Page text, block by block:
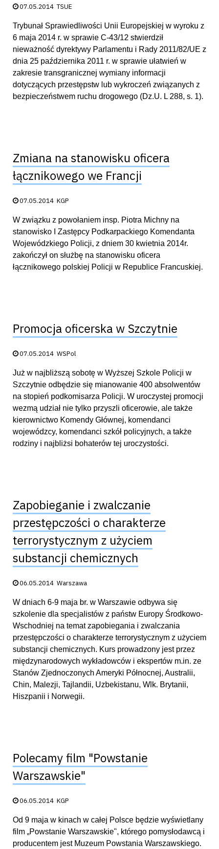
Data publikacji:
07.05.2014TSUE
Trybunał Sprawiedliwości Unii Europejskiej w wyroku z
6 maja 2014 r. w sprawie C-43/12 stwierdził
nieważność dyrektywy Parlamentu i Rady 2011/82/UE z
dnia 25 października 2011 r. w sprawie ułatwień w
zakresie transgranicznej wymiany informacji
dotyczących przestępstw lub wykroczeń związanych z
bezpieczeństwem ruchu drogowego (Dz.U. L 288, s. 1).
Zmiana na stanowisku oficera
łącznikowego we Francji
Data publikacji:
07.05.2014KGP
W związku z powołaniem insp. Piotra Michny na
stanowisko I Zastępcy Podkarpackiego Komendanta
Wojewódzkiego Policji, z dniem 30 kwietnia 2014r.
zakończył on służbę na stanowisku oficera
łącznikowego polskiej Policji w Republice Francuskiej.
Promocja oficerska w Szczytnie
Data publikacji:
07.05.2014WSPol
Już w najbliższą sobotę w Wyższej Szkole Policji w
Szczytnie odbędzie się mianowanie 400 absolwentów
na stopień podkomisarza Policji. W uroczystej promocji
wezmą udział nie tylko przyszli oficerowie, ale także
kierownictwo Komendy Głównej, komendanci
wojewódzcy, komendanci szkół policyjnych, a także
rodziny i najbliżsi bohaterów tej uroczystości.
Zapobieganie i zwalczanie
przestępczości o charakterze
terrorystycznym z użyciem
substancji chemicznych
Data publikacji:
06.05.2014Warszawa
W dniach 6-9 maja br. w Warszawie odbywa się
szkolenie dla specjalistów z państw Europy Środkowo-
Wschodniej na temat zapobiegania i zwalczania
przestępczości o charakterze terrorystycznym z użyciem
substancji chemicznych. Kurs prowadzony jest przez
międzynarodowych wykładowców i ekspertów m.in. ze
Stanów Zjednoczonych Ameryki Północnej, Australii,
Chin, Malezji, Tajlandii, Uzbekistanu, Wlk. Brytanii,
Hiszpanii i Norwegii.
Polecamy film "Powstanie
Warszawskie"
Data publikacji:
06.05.2014KGP
Od 9 maja w kinach w całej Polsce będzie wyświetlany
film „Powstanie Warszawskie", którego pomysłodawcą i
producentem jest Muzeum Powstania Warszawskiego.